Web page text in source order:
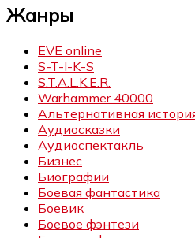
Жанры
EVE online
S-T-I-K-S
S.T.A.L.K.E.R.
Warhammer 40000
Альтернативная
Аудиосказки
Аудиоспектакль
Бизнес
Биографии
Боевая фантастика
Боевик
Боевое фэнтези